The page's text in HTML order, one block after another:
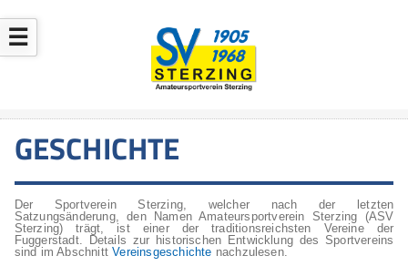
☰
GESCHICHTE
Der Sportverein Sterzing, welcher nach der letzten
Satzungsänderung, den Namen Amateursportverein Sterzing (ASV
Sterzing) trägt, ist einer der traditionsreichsten Vereine der
Fuggerstadt. Details zur historischen Entwicklung des Sportvereins
sind im AbschnittVereinsgeschichte nachzulesen.